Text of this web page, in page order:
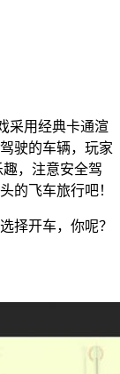
采用经典卡通渲
驶的车辆，玩家
，注意安全驾
的飞车旅行吧！
择开车，你呢？